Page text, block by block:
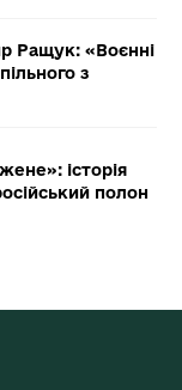
Ращук: «Воєнні
з
історія
полон